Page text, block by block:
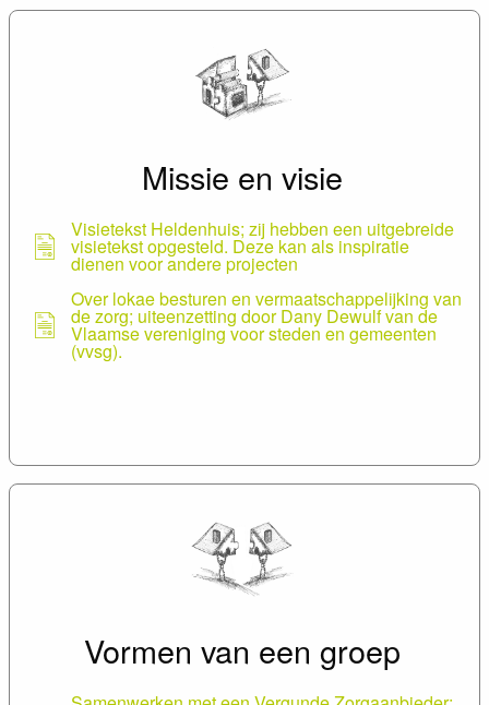
Missie en visie
Visietekst Heldenhuis; zij hebben een uitgebreide
visietekst opgesteld. Deze kan als inspiratie
dienen voor andere projecten
Over lokae besturen en vermaatschappelijking van
de zorg; uiteenzetting door Dany Dewulf van de
Vlaamse vereniging voor steden en gemeenten
(vvsg).
Vormen van een groep